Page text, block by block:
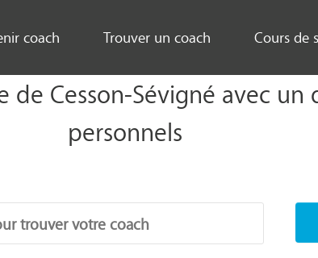
coach Trouver un coach Cours de
Cesson-Sévigné avec
personnels